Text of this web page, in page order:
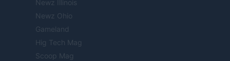
Newz Illinois
Newz Ohio
Gameland
Hig Tech Mag
Scoop Mag